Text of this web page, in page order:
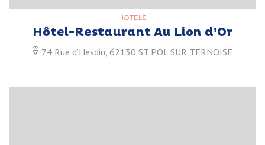
HOTELS
Hôtel-Restaurant Au Lion d’Or
74 Rue d’Hesdin, 62130 ST POL SUR TERNOISE